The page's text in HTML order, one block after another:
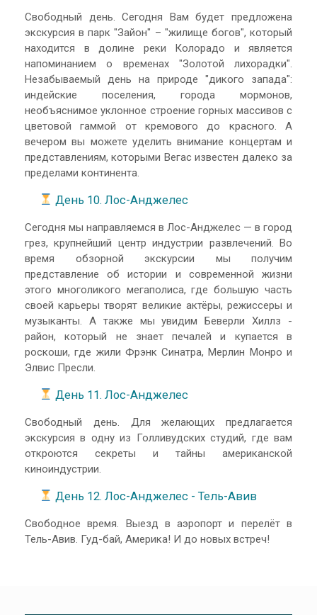
Свободный день. Сегодня Вам будет предложена
экскурсия в парк "Зайон" – "жилище богов", который
находится в долине реки Колорадо и является
напоминанием о временах "Золотой лихорадки".
Незабываемый день на природе "дикого запада":
индейские поселения, города мормонов,
необъяснимое уклонное строение горных массивов с
цветовой гаммой от кремового до красного. А
вечером вы можете уделить внимание концертам и
представлениям, которыми Вегас известен далеко за
пределами континента.
День 10. Лос-Анджелес
Сегодня мы направляемся в Лос-Анджелес — в город
грез, крупнейший центр индустрии развлечений. Во
время обзорной экскурсии мы получим
представление об истории и современной жизни
этого многоликого мегаполиса, где большую часть
своей карьеры творят великие актёры, режиссеры и
музыканты. А также мы увидим Беверли Хиллз -
район, который не знает печалей и купается в
роскоши, где жили Фрэнк Синатра, Мерлин Монро и
Элвис Пресли.
День 11. Лос-Анджелес
Свободный день. Для желающих предлагается
экскурсия в одну из Голливудских студий, где вам
откроются секреты и тайны американской
киноиндустрии.
День 12. Лос-Анджелес - Тель-Авив
Свободное время. Выезд в аэропорт и перелёт в
Тель-Авив. Гуд-бай, Америка! И до новых встреч!